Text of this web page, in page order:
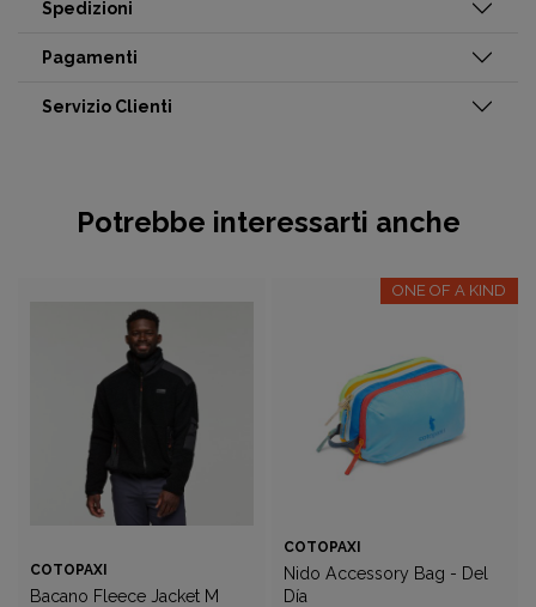
Spedizioni
Pagamenti
Servizio Clienti
Potrebbe interessarti anche
COTOPAXI
Bacano Fleece Jacket M
COTOPAXI
Nido Accessory Bag - Del
Día
ONE OF A KIND